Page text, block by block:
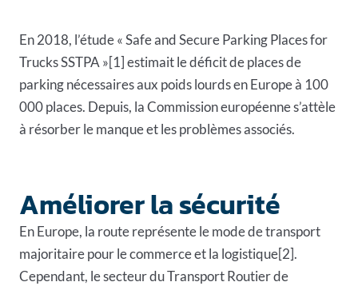
En 2018, l’étude « Safe and Secure Parking Places for
Trucks SSTPA »[1] estimait le déficit de places de
parking nécessaires aux poids lourds en Europe à 100
000 places. Depuis, la Commission européenne s’attèle
à résorber le manque et les problèmes associés.
Améliorer la sécurité
En Europe, la route représente le mode de transport
majoritaire pour le commerce et la logistique[2].
Cependant, le secteur du Transport Routier de